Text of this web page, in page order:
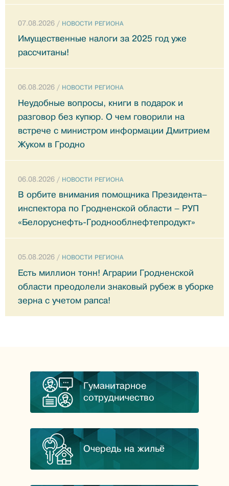
07.08.2026 / НОВОСТИ РЕГИОНА
Имущественные налоги за 2025 год уже
рассчитаны!
06.08.2026 / НОВОСТИ РЕГИОНА
Неудобные вопросы, книги в подарок и
разговор без купюр. О чем говорили на
встрече с министром информации Дмитрием
Жуком в Гродно
06.08.2026 / НОВОСТИ РЕГИОНА
В орбите внимания помощника Президента–
инспектора по Гродненской области – РУП
«Белоруснефть-Гроднооблнефтепродукт»
05.08.2026 / НОВОСТИ РЕГИОНА
Есть миллион тонн! Аграрии Гродненской
области преодолели знаковый рубеж в уборке
зерна с учетом рапса!
Гуманитарное
сотрудничество
Очередь на жильё